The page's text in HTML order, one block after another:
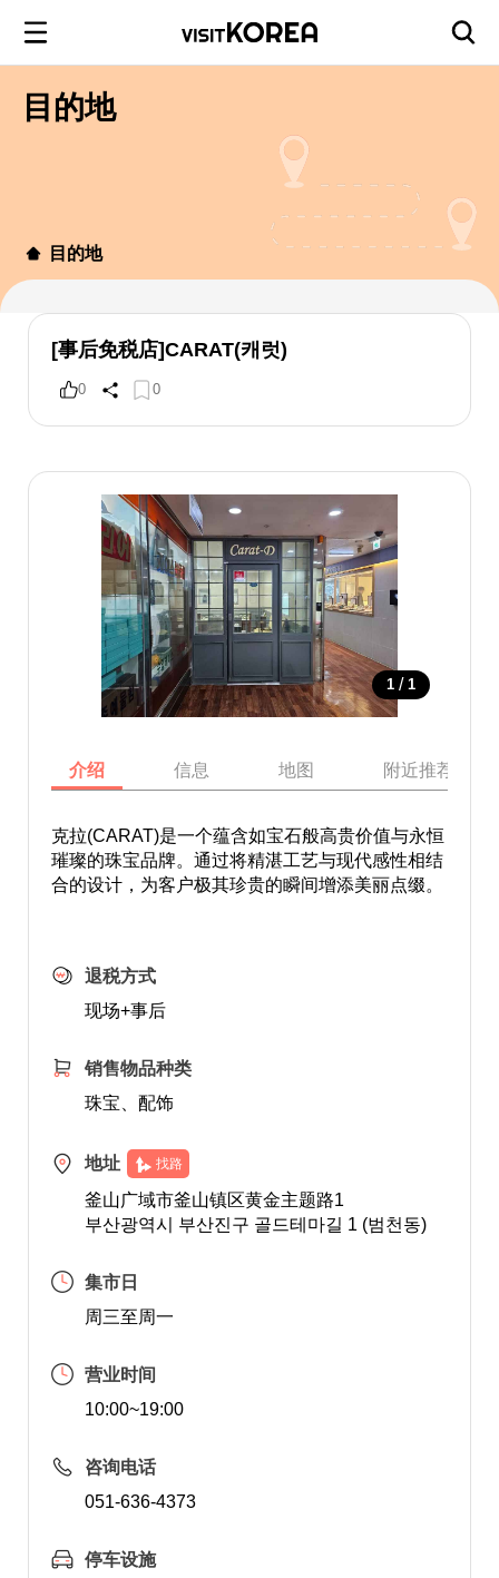
目的地
目的地
[事后免税店]CARAT(캐럿)
0 0
1 / 1
介绍 信息 地图 附近推荐景点
克拉(CARAT)是一个蕴含如宝石般高贵价值与永恒
璀璨的珠宝品牌。通过将精湛工艺与现代感性相结
合的设计，为客户极其珍贵的瞬间增添美丽点缀。
退税方式
现场+事后
销售物品种类
珠宝、配饰
地址 找路
釜山广域市釜山镇区黄金主题路1
부산광역시 부산진구 골드테마길 1 (범천동)
集市日
周三至周一
营业时间
10:00~19:00
咨询电话
051-636-4373
停车设施